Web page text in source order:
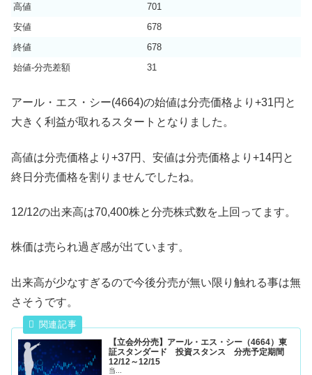
高値
701
安値
678
終値
678
始値-分売差額
31
アール・エス・シー(4664)の始値は分売価格より+31円と
大きく利益が取れるスタートとなりました。
高値は分売価格より+37円、安値は分売価格より+14円と
終日分売価格を割りませんでしたね。
12/12の出来高は70,400株と分売株式数を上回ってます。
株価は売られ過ぎ感が出ています。
出来高が少なすぎるので今後分売が無い限り触れる事は無
さそうです。
【立会外分売】アール・エス・シー（4664）東
証スタンダード 投資スタンス 分売予定期間
12/12～12/15
当...